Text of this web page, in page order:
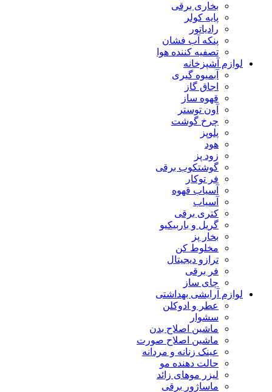
بخاری برقی
پایه کولر
رادیاتور
پنکه آب فشان
تصفیه کننده هوا
لوازم آشپزخانه
آبمیوه گیری
اجاق گاز
قهوه ساز
آون توستر
چرخ گوشت
پلوپز
هود
زود پز
گوشتکوب برقی
فر توکار
آسیاب قهوه
آسیاب
کتری برقی
گریل و باربیکیو
بخار پز
مخلوط کن
ترازو دیجیتال
فر برقی
چای ساز
لوازم آرایشی بهداشتی
عطر و ادوکلن
سشوار
ماشین اصلاح بدن
ماشین اصلاح صورت
عینک زنانه و مردانه
حالت دهنده مو
لیزر موهای زائد
ماساژور برقی